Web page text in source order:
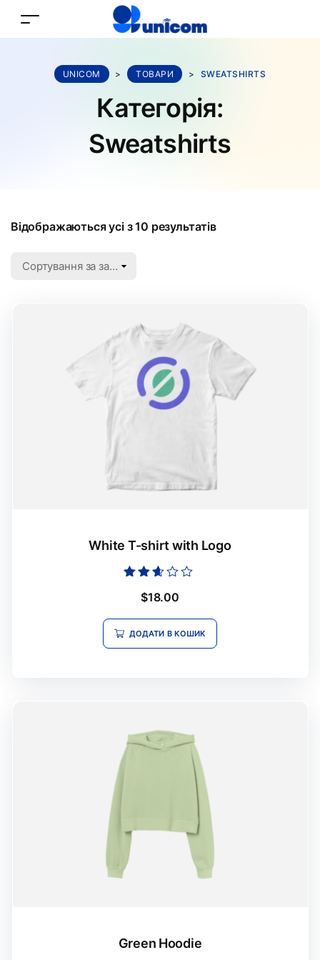
Категорія:
Sweatshirts
UNICOM > ТОВАРИ > SWEATSHIRTS
Відображаються усі з 10 результатів
White T-shirt with Logo
в
з 5
$18.00
ДОДАТИ В КОШИК
Green Hoodie